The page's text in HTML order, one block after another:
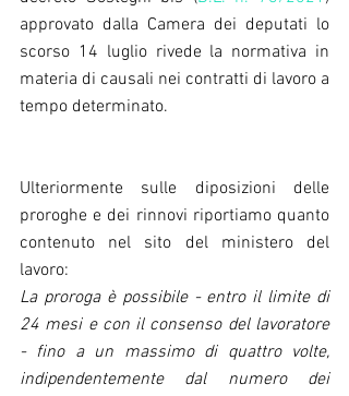
approvato dalla Camera dei deputati lo
scorso 14 luglio rivede la normativa in
materia di causali nei contratti di lavoro a
tempo determinato.
Ulteriormente sulle diposizioni delle
proroghe e dei rinnovi riportiamo quanto
contenuto nel sito del ministero del
lavoro:
La proroga è possibile - entro il limite di
24 mesi e con il consenso del lavoratore
- fino a un massimo di quattro volte,
indipendentemente dal numero dei